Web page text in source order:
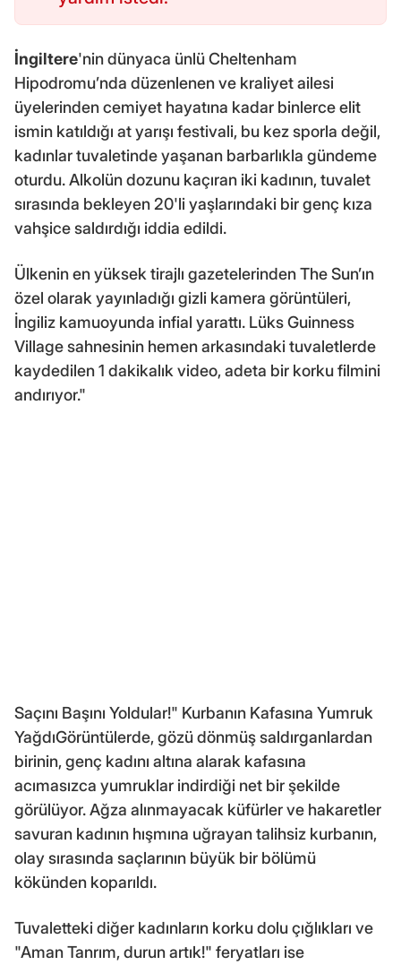
İngiltere'nin dünyaca ünlü Cheltenham
Hipodromu’nda düzenlenen ve kraliyet ailesi
üyelerinden cemiyet hayatına kadar binlerce elit
ismin katıldığı at yarışı festivali, bu kez sporla değil,
kadınlar tuvaletinde yaşanan barbarlıkla gündeme
oturdu. Alkolün dozunu kaçıran iki kadının, tuvalet
sırasında bekleyen 20'li yaşlarındaki bir genç kıza
vahşice saldırdığı iddia edildi.
Ülkenin en yüksek tirajlı gazetelerinden The Sun’ın
özel olarak yayınladığı gizli kamera görüntüleri,
İngiliz kamuoyunda infial yarattı. Lüks Guinness
Village sahnesinin hemen arkasındaki tuvaletlerde
kaydedilen 1 dakikalık video, adeta bir korku filmini
andırıyor."
Saçını Başını Yoldular!" Kurbanın Kafasına Yumruk
YağdıGörüntülerde, gözü dönmüş saldırganlardan
birinin, genç kadını altına alarak kafasına
acımasızca yumruklar indirdiği net bir şekilde
görülüyor. Ağza alınmayacak küfürler ve hakaretler
savuran kadının hışmına uğrayan talihsiz kurbanın,
olay sırasında saçlarının büyük bir bölümü
kökünden koparıldı.
Tuvaletteki diğer kadınların korku dolu çığlıkları ve
"Aman Tanrım, durun artık!" feryatları ise